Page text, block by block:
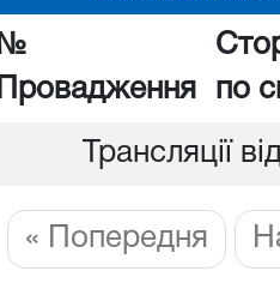
№
Провадження
по
Трансляції
« Попередня